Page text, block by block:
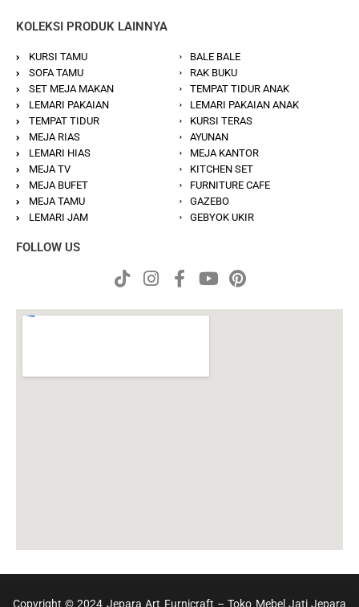
KOLEKSI PRODUK LAINNYA
KURSI TAMU
SOFA TAMU
SET MEJA MAKAN
LEMARI PAKAIAN
TEMPAT TIDUR
MEJA RIAS
LEMARI HIAS
MEJA TV
MEJA BUFET
MEJA TAMU
LEMARI JAM
BALE BALE
RAK BUKU
TEMPAT TIDUR ANAK
LEMARI PAKAIAN ANAK
KURSI TERAS
AYUNAN
MEJA KANTOR
KITCHEN SET
FURNITURE CAFE
GAZEBO
GEBYOK UKIR
FOLLOW US
Copyright © 2024 Jepara Art Furnicraft – Toko Mebel Jati Jepara